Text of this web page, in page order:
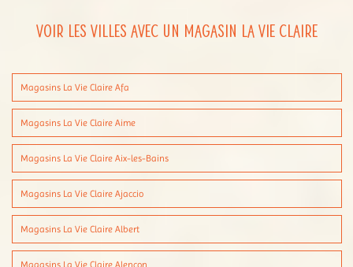
Voir les villes avec un magasin La Vie Claire
Magasins La Vie Claire Afa
Magasins La Vie Claire Aime
Magasins La Vie Claire Aix-les-Bains
Magasins La Vie Claire Ajaccio
Magasins La Vie Claire Albert
Magasins La Vie Claire Alençon